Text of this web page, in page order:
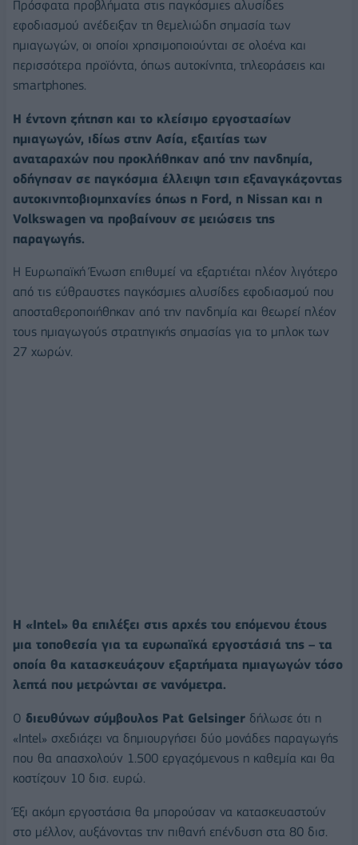
Πρόσφατα προβλήματα στις παγκόσμιες αλυσίδες
εφοδιασμού ανέδειξαν τη θεμελιώδη σημασία των
ημιαγωγών, οι οποίοι χρησιμοποιούνται σε ολοένα και
περισσότερα προϊόντα, όπως αυτοκίνητα, τηλεοράσεις και
smartphones.
Η έντονη ζήτηση και το κλείσιμο εργοστασίων
ημιαγωγών, ιδίως στην Ασία, εξαιτίας των
αναταραχών που προκλήθηκαν από την πανδημία,
οδήγησαν σε παγκόσμια έλλειψη τσιπ εξαναγκάζοντας
αυτοκινητοβιομηχανίες όπως η Ford, η Nissan και η
Volkswagen να προβαίνουν σε μειώσεις της
παραγωγής.
Η Ευρωπαϊκή Ένωση επιθυμεί να εξαρτιέται πλέον λιγότερο
από τις εύθραυστες παγκόσμιες αλυσίδες εφοδιασμού που
αποσταθεροποιήθηκαν από την πανδημία και θεωρεί πλέον
τους ημιαγωγούς στρατηγικής σημασίας για το μπλοκ των
27 χωρών.
Η «Intel» θα επιλέξει στις αρχές του επόμενου έτους
μια τοποθεσία για τα ευρωπαϊκά εργοστάσιά της – τα
οποία θα κατασκευάζουν εξαρτήματα ημιαγωγών τόσο
λεπτά που μετρώνται σε νανόμετρα.
Ο διευθύνων σύμβουλος Pat Gelsinger δήλωσε ότι η
«Intel» σχεδιάζει να δημιουργήσει δύο μονάδες παραγωγής
που θα απασχολούν 1.500 εργαζόμενους η καθεμία και θα
κοστίζουν 10 δισ. ευρώ.
Έξι ακόμη εργοστάσια θα μπορούσαν να κατασκευαστούν
στο μέλλον, αυξάνοντας την πιθανή επένδυση στα 80 δισ.